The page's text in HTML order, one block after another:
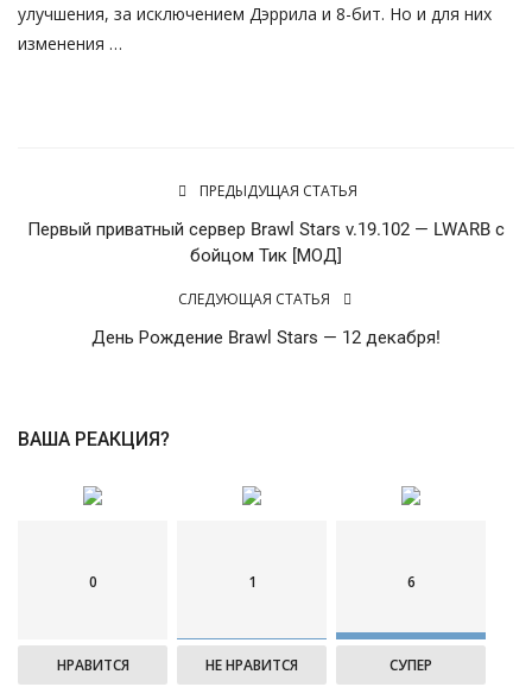
улучшения, за исключением Дэррила и 8-бит. Но и для них
изменения …
ПРЕДЫДУЩАЯ СТАТЬЯ
Первый приватный сервер Brawl Stars v.19.102 — LWARB с
бойцом Тик [МОД]
СЛЕДУЮЩАЯ СТАТЬЯ
День Рождение Brawl Stars — 12 декабря!
ВАША РЕАКЦИЯ?
0
НРАВИТСЯ
1
НЕ НРАВИТСЯ
6
СУПЕР